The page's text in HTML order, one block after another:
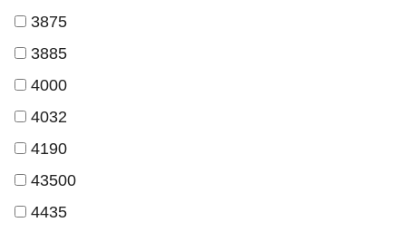
3875
3885
4000
4032
4190
43500
4435